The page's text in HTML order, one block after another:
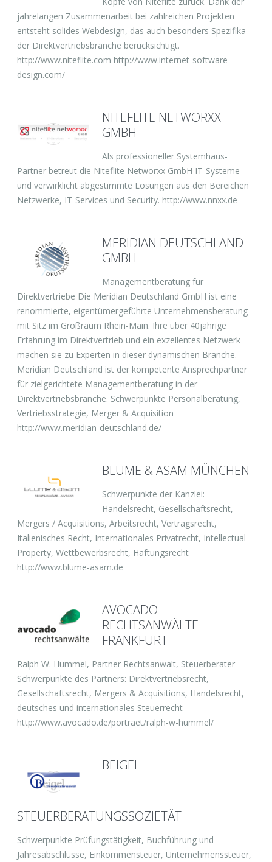
jahrelangen Zusammenarbeit bei zahlreichen Projekten
entsteht solides Webdesign, das auch besonders Spezifika
der Direktvertriebsbranche berücksichtigt.
http://www.niteflite.com http://www.internet-software-
design.com/
NITEFLITE NETWORXX
GMBH
Als professioneller Systemhaus-
Partner betreut die Niteflite Networxx GmbH IT-Systeme
und verwirklicht abgestimmte Lösungen aus den Bereichen
Netzwerke, IT-Services und Security. http://www.nnxx.de
MERIDIAN DEUTSCHLAND
GMBH
Managementberatung für
Direktvertriebe Die Meridian Deutschland GmbH ist eine
renommierte, eigentümergeführte Unternehmensberatung
mit Sitz im Großraum Rhein-Main. Ihre über 40jährige
Erfahrung im Direktvertrieb und ein exzellentes Netzwerk
machen sie zu Experten in dieser dynamischen Branche.
Meridian Deutschland ist der kompetente Ansprechpartner
für zielgerichtete Managementberatung in der
Direktvertriebsbranche. Schwerpunkte Personalberatung,
Vertriebsstrategie, Merger & Acquisition
http://www.meridian-deutschland.de/
BLUME & ASAM MÜNCHEN
Schwerpunkte der Kanzlei:
Handelsrecht, Gesellschaftsrecht,
Mergers / Acquisitions, Arbeitsrecht, Vertragsrecht,
Italienisches Recht, Internationales Privatrecht, Intellectual
Property, Wettbewerbsrecht, Haftungsrecht
http://www.blume-asam.de
AVOCADO
RECHTSANWÄLTE
FRANKFURT
Ralph W. Hummel, Partner Rechtsanwalt, Steuerberater
Schwerpunkte des Partners: Direktvertriebsrecht,
Gesellschaftsrecht, Mergers & Acquisitions, Handelsrecht,
deutsches und internationales Steuerrecht
http://www.avocado.de/portraet/ralph-w-hummel/
BEIGEL
STEUERBERATUNGSSOZIETÄT
Schwerpunkte Prüfungstätigkeit, Buchführung und
Jahresabschlüsse, Einkommensteuer, Unternehmenssteuer,